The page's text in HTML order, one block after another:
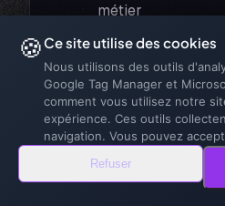
métier
Les erreurs de
révision humaine. Les
prévoir du temps pour
inexactitudes avant la
La fiabilité s'améliore
des modèles IA.
🍪Ce site utilise des cookies
Nous utilisons des outils
Google Tag Manager et
comment vous utilisez notre
expérience. Ces outils
navigation. Vous pouvez
Refuser